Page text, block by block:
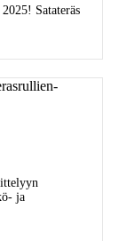
Satateräs
ja